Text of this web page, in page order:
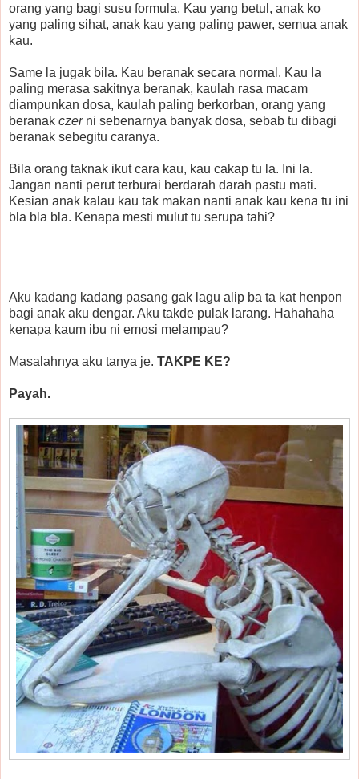
orang yang bagi susu formula. Kau yang betul, anak ko
yang paling sihat, anak kau yang paling pawer, semua anak
kau.
Same la jugak bila. Kau beranak secara normal. Kau la
paling merasa sakitnya beranak, kaulah rasa macam
diampunkan dosa, kaulah paling berkorban, orang yang
beranak czerni sebenarnya banyak dosa, sebab tu dibagi
beranak sebegitu caranya.
Bila orang taknak ikut cara kau, kau cakap tu la. Ini la.
Jangan nanti perut terburai berdarah darah pastu mati.
Kesian anak kalau kau tak makan nanti anak kau kena tu ini
bla bla bla. Kenapa mesti mulut tu serupa tahi?
Aku kadang kadang pasang gak lagu alip ba ta kat henpon
bagi anak aku dengar. Aku takde pulak larang. Hahahaha
kenapa kaum ibu ni emosi melampau?
Masalahnya aku tanya je. TAKPE KE?
Payah.